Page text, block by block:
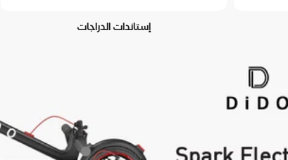
إستاندات الدراجات